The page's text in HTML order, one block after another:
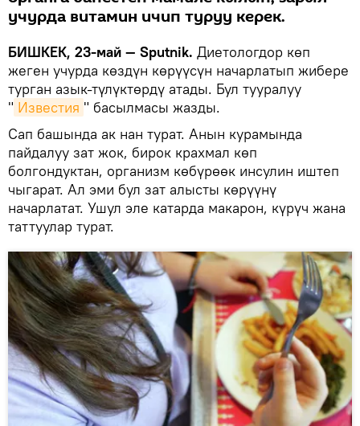
учурда витамин ичип туруу керек.
БИШКЕК, 23-май — Sputnik. Диетологдор көп
жеген учурда көздүн көрүүсүн начарлатып жибере
турган азык-түлүктөрдү атады. Бул тууралуу
" Известия " басылмасы жазды.
Сап башында ак нан турат. Анын курамында
пайдалуу зат жок, бирок крахмал көп
болгондуктан, организм көбүрөөк инсулин иштеп
чыгарат. Ал эми бул зат алысты көрүүнү
начарлатат. Ушул эле катарда макарон, күрүч жана
таттуулар турат.